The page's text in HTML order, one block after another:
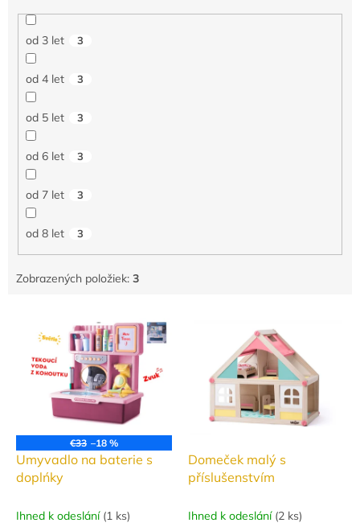
od 3 let 3
od 4 let 3
od 5 let 3
od 6 let 3
od 7 let 3
od 8 let 3
Zobrazených položiek: 3
u
€33 –18 %
Umyvadlo na baterie s
doplńky
Ihned k odeslání (1 ks)
Domeček malý s
příslušenstvím
Ihned k odeslání (2 ks)